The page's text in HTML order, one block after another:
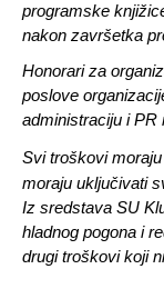
programske
nakon završetka
Honorari za
poslove
administraciju i PR
Svi troškovi
moraju uključivati
Iz sredstava SU
hladnog pogona i
drugi troškovi koji